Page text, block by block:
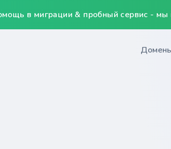
в миграции & пробный сервис - мы